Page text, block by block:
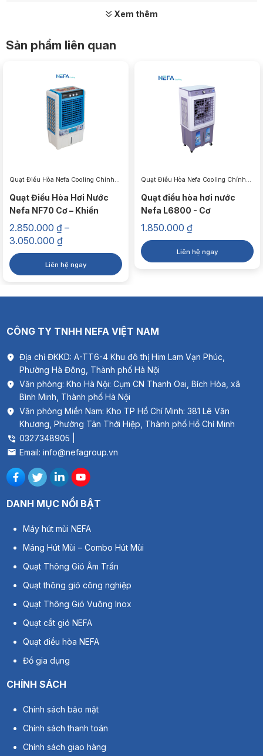
Quạt điều hòa khủng long CC 130
2. Thông số kỹ thuật của Quạt điều hòa NEFA Cooling
Công suất 1000W
Điện áp 220V/50Hz
Motor
Trọng lượng 42kg
Tốc độ gió 3 cấp tốc độ
Đảo gió 2 chiều
Diện tích làm mát 70-100m2
<54Db
Kích thước máy 90*90*182 cm
Kích thước thùng: 90*90*105 cm
Nơi sản xuất
Thông số kỹ thuật quạt điều hòa khủng long Nefa CC 130
Xem thêm
Sản phẩm liên quan
Quạt Điều Hòa Nefa Cooling Chính
Hãng, Tiết Kiệm Điện, Giá Tốt
Quạt Điều Hòa Hơi Nước
Nefa NF70 Cơ – Khiển
2.850.000 ₫ –
3.050.000 ₫Khoảng
giá:
từ
2.850.000 ₫
Liên hệ ngay
Quạt Điều Hòa Nefa Cooling Chính
Hãng, Tiết Kiệm Điện, Giá Tốt
Quạt điều hòa hơi nước
Nefa L6800 - Cơ
1.850.000 ₫
Liên hệ ngay
CÔNG TY TNHH NEFA VIỆT NAM
Địa chỉ ĐKKD: A-TT6-4 Khu đô thị Him Lam Vạn Phúc,
Phường Hà Đông, Thành phố Hà Nội
Văn phòng: Kho Hà Nội: Cụm CN Thanh Oai, Bích Hòa, xã
Bình Minh, Thành phố Hà Nội
Văn phòng Miền Nam: Kho TP Hồ Chí Minh: 381 Lê Văn
Khương, Phường Tân Thới Hiệp, Thành phố Hồ Chí Minh
0327348905 |
Email: info@nefagroup.vn
DANH MỤC NỔI BẬT
Máy hút mùi NEFA
Máng Hút Mùi – Combo Hút Mùi
Quạt Thông Gió Âm Trần
Quạt thông gió công nghiệp
Quạt Thông Gió Vuông Inox
Quạt cắt gió NEFA
Quạt điều hòa NEFA
Đồ gia dụng
CHÍNH SÁCH
Chính sách bảo mật
Chính sách thanh toán
Chính sách giao hàng